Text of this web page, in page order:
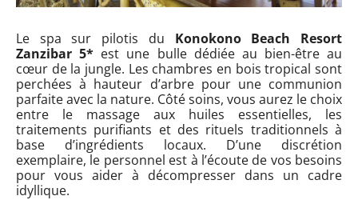
Le spa sur pilotis du Konokono Beach Resort
Zanzibar 5* est une bulle dédiée au bien-être au
cœur de la jungle. Les chambres en bois tropical sont
perchées à hauteur d’arbre pour une communion
parfaite avec la nature. Côté soins, vous aurez le choix
entre le massage aux huiles essentielles, les
traitements purifiants et des rituels traditionnels à
base d’ingrédients locaux. D’une discrétion
exemplaire, le personnel est à l’écoute de vos besoins
pour vous aider à décompresser dans un cadre
idyllique.